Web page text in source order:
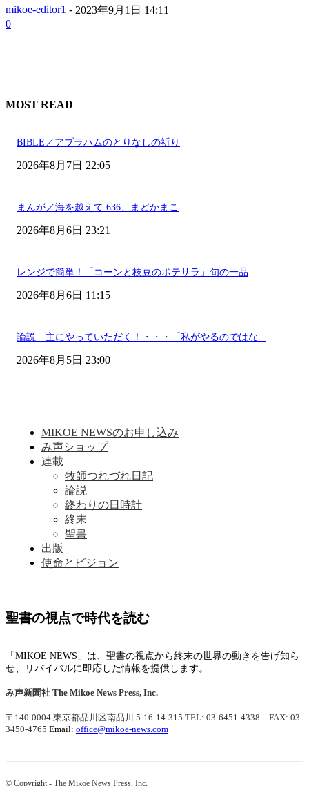
mikoe-editor1 - 2023年9月1日 14:11
0
MOST READ
BIBLE／アブラハムのとりなしの祈り
2026年8月7日 22:05
まんが／海を越えて 636、まどかまこ
2026年8月6日 23:21
レンジで簡単！「コーンと枝豆のポテサラ」旬の一品
2026年8月6日 11:15
論説 主にやっていただく！・・・「私がやるのではな...
2026年8月5日 23:00
MIKOE NEWSのお申し込み
み声ショップ
連載
牧師つれづれ日記
論説
終わりの日時計
終末
聖書
出版
使命とビジョン
聖書の視点で時代を読む
「MIKOE NEWS」は、聖書の視点から終末の世界の動きを告げ知ら
せ、リバイバルに即応した情報を提供します。
み声新聞社 The Mikoe News Press, Inc.
〒140-0004 東京都品川区南品川 5-16-14-315 TEL: 03-6451-4338 FAX: 03-
3450-4765 Email: office@mikoe-news.com
© Copyright - The Mikoe News Press, Inc.